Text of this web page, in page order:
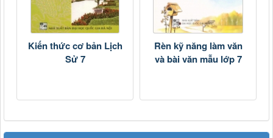
Kiến thức cơ bản Lịch
Sử 7
Rèn kỹ năng làm văn
và bài văn mẫu lớp 7